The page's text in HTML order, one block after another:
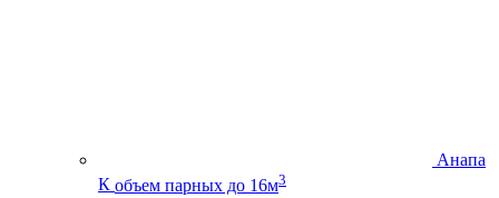
Анапа
К объем парных до 16м3